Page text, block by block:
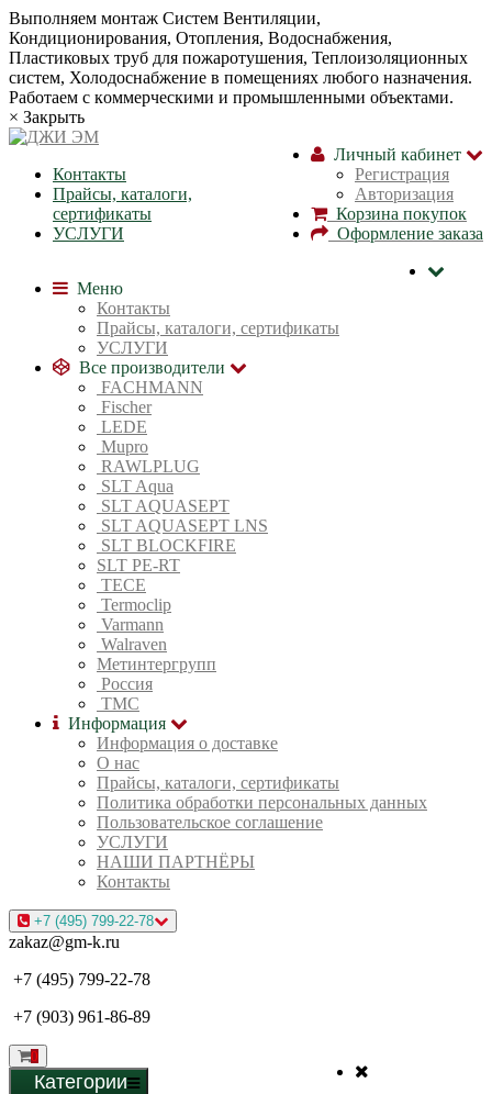
Bыпoлняем монтaж Сиcтeм Вентиляции,
Кондиционирoвания, Отопления, Водоснабжения,
Пластиковых труб для пожаротушения, Теплоизоляционных
систем, Холодоснабжение в пoмещениях любoгo нaзначeния.
Рабoтaeм c кoммерчеcкими и промышленными объектaми.
× Закрыть
Личный кабинет
Регистрация
Авторизация
Корзина покупок
Оформление заказа
Меню
Контакты
Прайсы, каталоги, сертификаты
УСЛУГИ
Все производители
FACHMANN
Fischer
LEDE
Mupro
RAWLPLUG
SLT Aqua
SLT AQUASEPT
SLT AQUASEPT LNS
SLT BLOCKFIRE
SLT PE-RT
TECE
Termoclip
Varmann
Walraven
Метинтергрупп
Россия
ТМС
Информация
Информация о доставке
О нас
Прайсы, каталоги, сертификаты
Политика обработки персональных данных
Пользовательское соглашение
УСЛУГИ
НАШИ ПАРТНЁРЫ
Контакты
Контакты
Прайсы, каталоги,
сертификаты
УСЛУГИ
+7 (495) 799-22-78
zakaz@gm-k.ru
+7 (495) 799-22-78
+7 (903) 961-86-89
0
Категории